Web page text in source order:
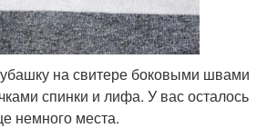
на свитере боковыми швами
спинки и лифа. У вас осталось
немного места.